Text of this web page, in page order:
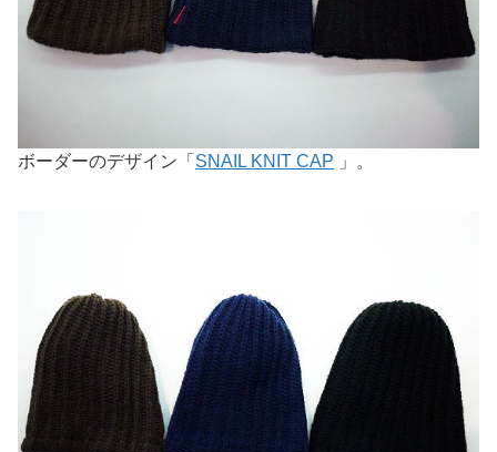
ボーダーのデザイン「 SNAIL KNIT CAP 」。